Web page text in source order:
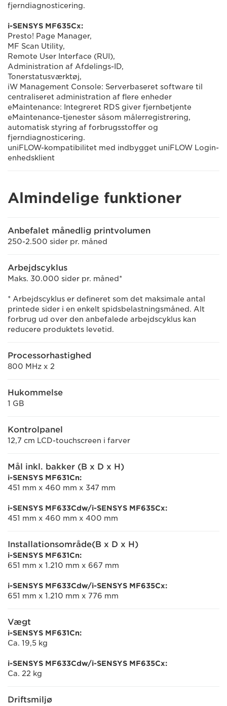
fjerndiagnosticering.
i-SENSYS MF635Cx:
Presto! Page Manager,
MF Scan Utility,
Remote User Interface (RUI),
Administration af Afdelings-ID,
Tonerstatusværktøj,
iW Management Console: Serverbaseret software til
centraliseret administration af flere enheder
eMaintenance: Integreret RDS giver fjernbetjente
eMaintenance-tjenester såsom målerregistrering,
automatisk styring af forbrugsstoffer og
fjerndiagnosticering.
uniFLOW-kompatibilitet med indbygget uniFLOW Login-
enhedsklient
Almindelige funktioner
Anbefalet månedlig printvolumen
250-2.500 sider pr. måned
Arbejdscyklus
Maks. 30.000 sider pr. måned*
* Arbejdscyklus er defineret som det maksimale antal
printede sider i en enkelt spidsbelastningsmåned. Alt
forbrug ud over den anbefalede arbejdscyklus kan
reducere produktets levetid.
Processorhastighed
800 MHz x 2
Hukommelse
1 GB
Kontrolpanel
12,7 cm LCD-touchscreen i farver
Mål inkl. bakker (B x D x H)
i-SENSYS MF631Cn:
451 mm x 460 mm x 347 mm
i-SENSYS MF633Cdw/i-SENSYS MF635Cx:
451 mm x 460 mm x 400 mm
Installationsområde(B x D x H)
i-SENSYS MF631Cn:
651 mm x 1.210 mm x 667 mm
i-SENSYS MF633Cdw/i-SENSYS MF635Cx:
651 mm x 1.210 mm x 776 mm
Vægt
i-SENSYS MF631Cn:
Ca. 19,5 kg
i-SENSYS MF633Cdw/i-SENSYS MF635Cx:
Ca. 22 kg
Driftsmiljø